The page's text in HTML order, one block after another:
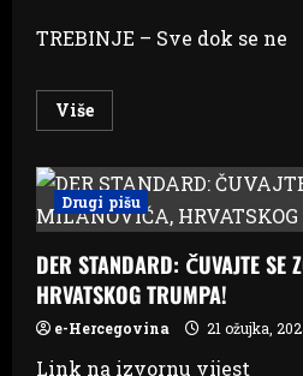
gdje
biti
neradni!
TREBINJE – Sve dok se ne
VišeRead
more
se
bavio
novim
izvorima
sunca
i
vjetra
Drugi pišu
DER STANDARD: ČUVAJTE SE
HRVATSKOG TRUMPA!
e-Hercegovina 21 ožujka,
Link na izvornu vijest